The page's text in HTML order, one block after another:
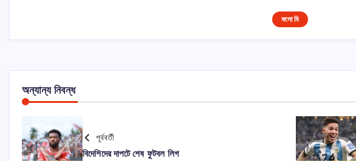
ফলো মি
অন্যান্য নিবন্ধ
পূর্ববর্তী
বিদেশিদের দাপটে শেষ ফুটবল লিগ